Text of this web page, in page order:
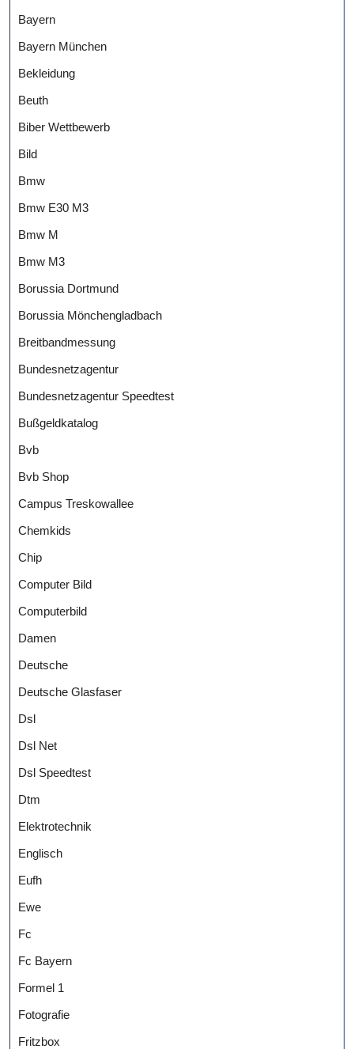
Bayern
Bayern München
Bekleidung
Beuth
Biber Wettbewerb
Bild
Bmw
Bmw E30 M3
Bmw M
Bmw M3
Borussia Dortmund
Borussia Mönchengladbach
Breitbandmessung
Bundesnetzagentur
Bundesnetzagentur Speedtest
Bußgeldkatalog
Bvb
Bvb Shop
Campus Treskowallee
Chemkids
Chip
Computer Bild
Computerbild
Damen
Deutsche
Deutsche Glasfaser
Dsl
Dsl Net
Dsl Speedtest
Dtm
Elektrotechnik
Englisch
Eufh
Ewe
Fc
Fc Bayern
Formel 1
Fotografie
Fritzbox